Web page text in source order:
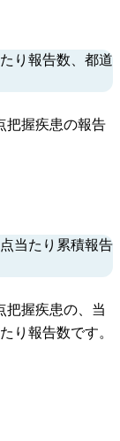
り報告数、都道
把握疾患の報告
当たり累積報告
把握疾患の、当
り報告数です。